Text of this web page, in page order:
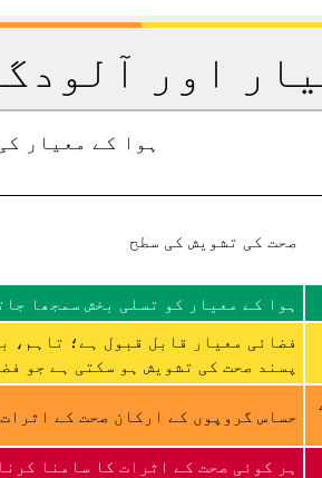
اور
ہوا کے معیار
صحت کی تشویش کی سطح
ہوا کے معیار کو تسلی بخش سمجھا
فضائی معیار قابل قبول ہے؛ تاہم،
پسند صحت کی تشویش ہو سکتی ہے جو
حساس گروپوں کے ارکان صحت کے
ہر کوئی صحت کے اثرات کا سامنا